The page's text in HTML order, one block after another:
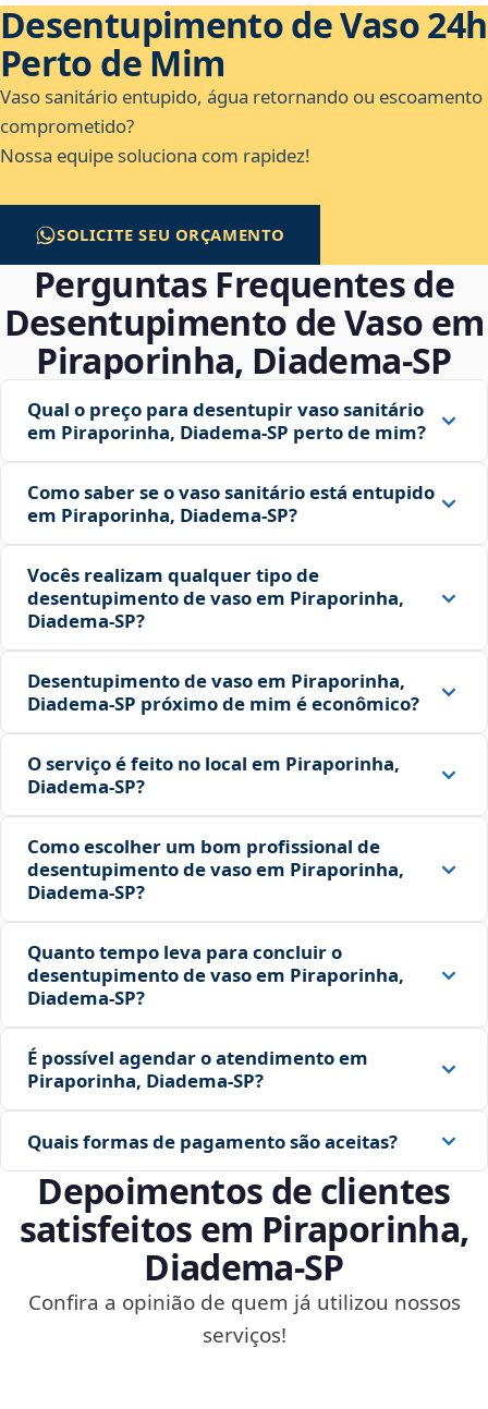
Desentupimento de Vaso 24h
Perto de Mim
Vaso sanitário entupido, água retornando ou escoamento
comprometido?
Nossa equipe soluciona com rapidez!
SOLICITE SEU ORÇAMENTO
Perguntas Frequentes de
Desentupimento de Vaso em
Piraporinha, Diadema‑SP
Qual o preço para desentupir vaso sanitário
em Piraporinha, Diadema‑SP perto de mim?
Como saber se o vaso sanitário está entupido
em Piraporinha, Diadema‑SP?
Vocês realizam qualquer tipo de
desentupimento de vaso em Piraporinha,
Diadema‑SP?
Desentupimento de vaso em Piraporinha,
Diadema‑SP próximo de mim é econômico?
O serviço é feito no local em Piraporinha,
Diadema‑SP?
Como escolher um bom profissional de
desentupimento de vaso em Piraporinha,
Diadema‑SP?
Quanto tempo leva para concluir o
desentupimento de vaso em Piraporinha,
Diadema‑SP?
É possível agendar o atendimento em
Piraporinha, Diadema‑SP?
Quais formas de pagamento são aceitas?
Depoimentos de clientes
satisfeitos em Piraporinha,
Diadema‑SP
Confira a opinião de quem já utilizou nossos
serviços!